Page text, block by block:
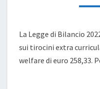
La Legge di Bilancio
sui tirocini extra
welfare di euro 258,33.